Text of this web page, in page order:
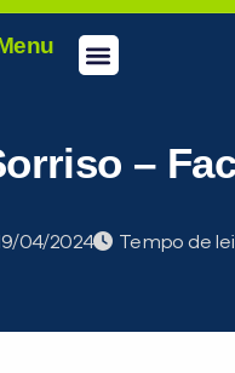
–
04/2024 Tempo de